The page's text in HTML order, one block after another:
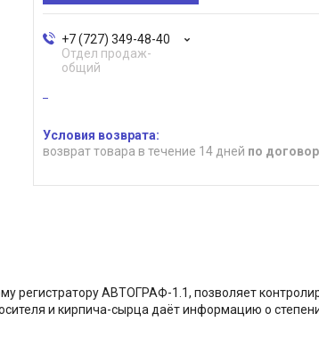
+7 (727) 349-48-40
Отдел продаж-
общий
возврат товара в течение 14 дней по
АВТОГРАФ-1.1, позволяет
и кирпича-сырца даёт информацию о